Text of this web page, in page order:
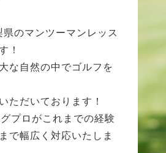
のマンツーマンレッス
！
な自然の中でゴルフを
ただいております！
プロがこれまでの経験
で幅広く対応いたしま